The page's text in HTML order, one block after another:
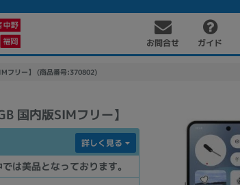
お問合せ ガイド
フリー】 (商品番号:370802)
国内版SIMフリー】
は美品となっております。
詳しく見る